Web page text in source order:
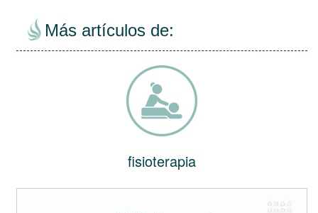
Más artículos de:
fisioterapia